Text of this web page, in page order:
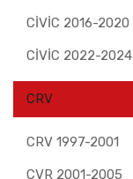
CİVİC 2016-2020
CİVİC 2022-2024
CRV
CRV 1997-2001
CVR 2001-2005